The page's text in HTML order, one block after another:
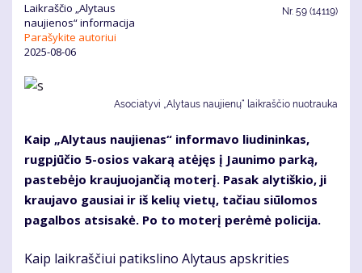
Laikraščio „Alytaus
naujienos“ informacija
Parašykite autoriui
2025-08-06
Nr. 59 (14119)
Asociatyvi „Alytaus naujienų“ laikraščio nuotrauka
Kaip „Alytaus naujienas“ informavo liudininkas,
rugpjūčio 5-osios vakarą atėjęs į Jaunimo parką,
pastebėjo kraujuojančią moterį. Pasak alytiškio, ji
kraujavo gausiai ir iš kelių vietų, tačiau siūlomos
pagalbos atsisakė. Po to moterį perėmė policija.
Kaip laikraščiui patikslino Alytaus apskrities